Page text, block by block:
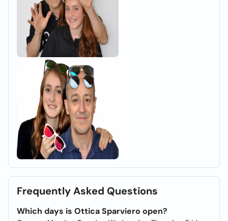
Frequently Asked Questions
Which days is Ottica Sparviero open?